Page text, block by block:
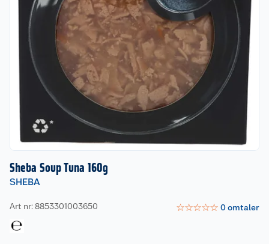
Sheba Soup Tuna 160g
SHEBA
Art nr: 8853301003650 ☆☆☆☆☆ 0omtaler